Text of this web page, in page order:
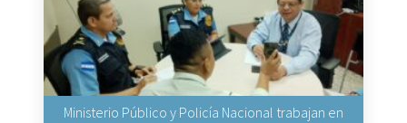
Ministerio Público y Policía Nacional trabajan en